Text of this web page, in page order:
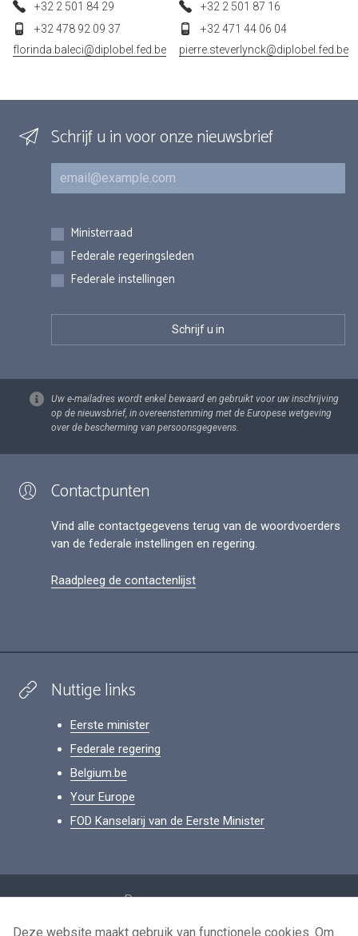
+32 2 501 84 29
+32 478 92 09 37
florinda.baleci@diplobel.fed.be
+32 2 501 87 16
+32 471 44 06 04
pierre.steverlynck@diplobel.fed.be
Schrijf u in voor onze nieuwsbrief
E-mail
Inschrijvingen
Ministerraad
Federale regeringsleden
Federale instellingen
Uw e-mailadres wordt enkel bewaard en gebruikt voor uw inschrijving
op de nieuwsbrief, in overeenstemming met de Europese wetgeving
over de bescherming van persoonsgegevens.
Contactpunten
Vind alle contactgegevens terug van de woordvoerders
van de federale instellingen en regering.
Raadpleeg de contactenlijst
Nuttige links
Eerste minister
Federale regering
Belgium.be
Your Europe
FOD Kanselarij van de Eerste Minister
Persoonsgegevens
Voorwaarden voor het hergebruik
Deze website maakt gebruik van functionele cookies. Om